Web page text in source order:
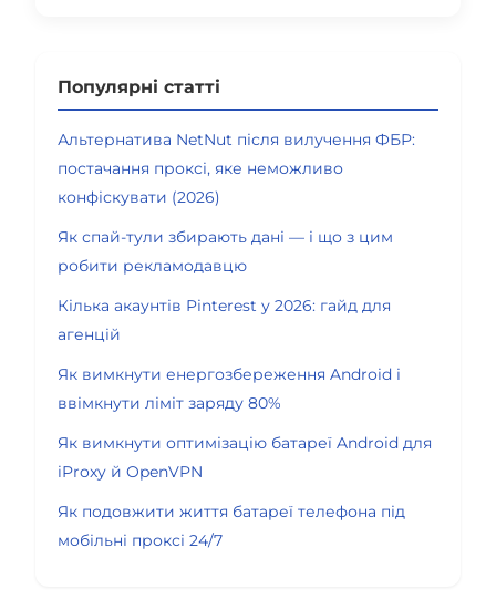
Популярні статті
Альтернатива NetNut після вилучення ФБР:
постачання проксі, яке неможливо
конфіскувати (2026)
Як спай-тули збирають дані — і що з цим
робити рекламодавцю
Кілька акаунтів Pinterest у 2026: гайд для
агенцій
Як вимкнути енергозбереження Android і
ввімкнути ліміт заряду 80%
Як вимкнути оптимізацію батареї Android для
iProxy й OpenVPN
Як подовжити життя батареї телефона під
мобільні проксі 24/7